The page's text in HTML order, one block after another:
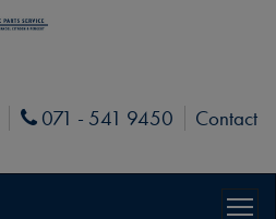
Phone
071 - 541 9450
Contact